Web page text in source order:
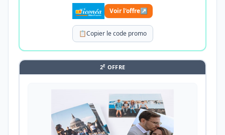
Voir l'offre↗
📋Copier le code promo
2E OFFRE